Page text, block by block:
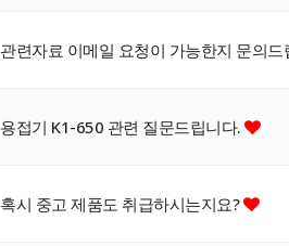
관련자료 이메일 요청이 가능한지 문의드
용접기 K1-650 관련 질문드립니다.
혹시 중고 제품도 취급하시는지요?